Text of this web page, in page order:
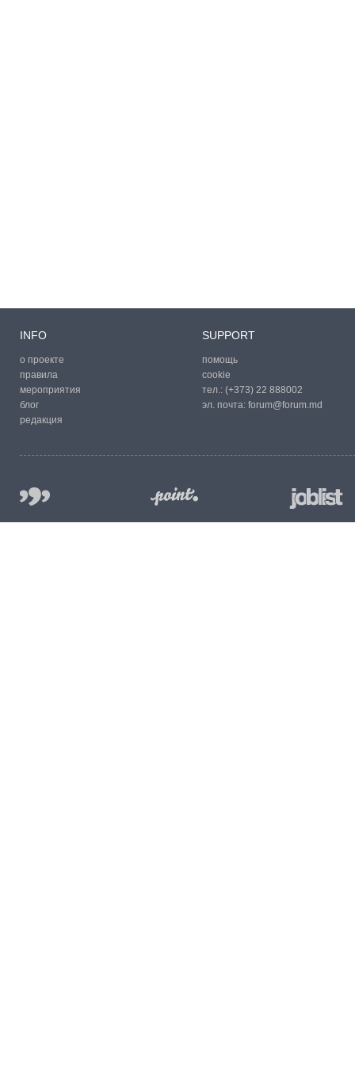
INFO
о проекте
правила
мероприятия
блог
редакция
SUPPORT
помощь
cookie
тел.: (+373) 22 888002
эл. почта: forum@forum.md